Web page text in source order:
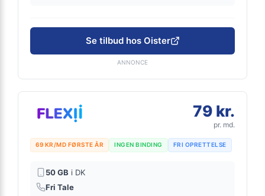
Se tilbud hos Oister
ANNONCE
79 kr.
pr. md.
69 KR/MD FØRSTE ÅR INGEN BINDING FRI OPRETTELSE
50 GB i DK
Fri Tale